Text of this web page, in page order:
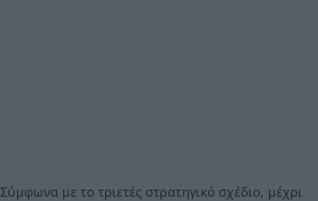
Σύμφωνα με το τριετές στρατηγικό σχέδιο, μέχρι